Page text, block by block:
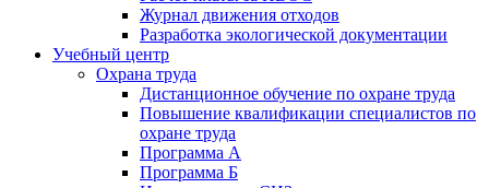
Журнал движения отходов
Разработка экологической документации
Учебный центр
Охрана труда
Дистанционное обучение по охране труда
Повышение квалификации специалистов по
охране труда
Программа А
Программа Б